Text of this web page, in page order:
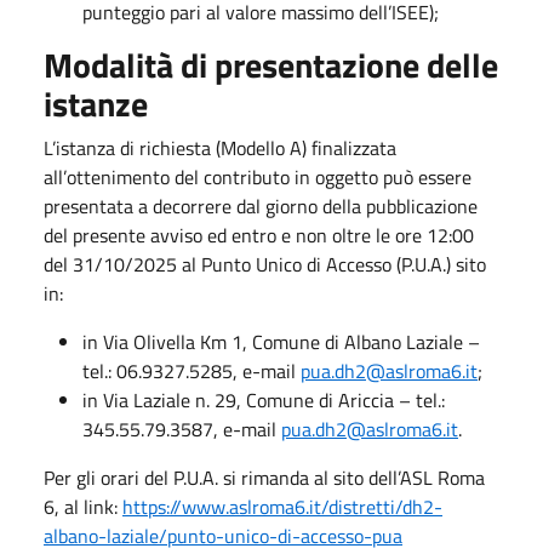
punteggio pari al valore massimo dell’ISEE);
Modalità di presentazione delle
istanze
L’istanza di richiesta (Modello A) finalizzata
all’ottenimento del contributo in oggetto può essere
presentata a decorrere dal giorno della pubblicazione
del presente avviso ed entro e non oltre le ore 12:00
del 31/10/2025 al Punto Unico di Accesso (P.U.A.) sito
in:
in Via Olivella Km 1, Comune di Albano Laziale –
tel.: 06.9327.5285, e-mail pua.dh2@aslroma6.it;
in Via Laziale n. 29, Comune di Ariccia – tel.:
345.55.79.3587, e-mail pua.dh2@aslroma6.it.
Per gli orari del P.U.A. si rimanda al sito dell’ASL Roma
6, al link: https://www.aslroma6.it/distretti/dh2-
albano-laziale/punto-unico-di-accesso-pua